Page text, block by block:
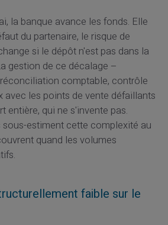
la banque avance les fonds. Elle
du partenaire, le risque de
si le dépôt n'est pas dans la
gestion de ce décalage –
comptable, contrôle
avec les points de vente défaillants
entière, qui ne s'invente pas.
estiment cette complexité au
quand les volumes
faible sur le